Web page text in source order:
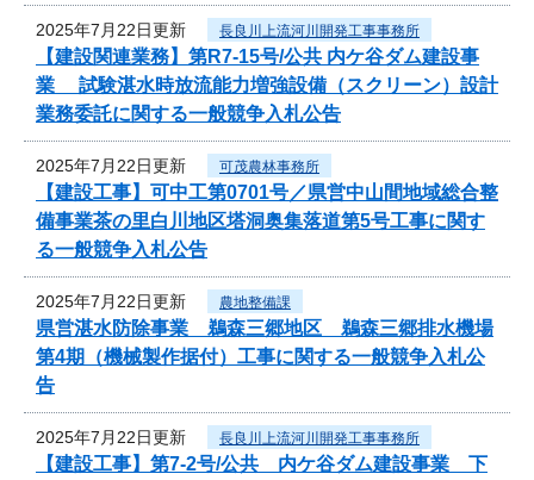
2025年7月22日更新 長良川上流河川開発工事事務所
【建設関連業務】第R7-15号/公共 内ケ谷ダム建設事
業 試験湛水時放流能力増強設備（スクリーン）設計
業務委託に関する一般競争入札公告
2025年7月22日更新 可茂農林事務所
【建設工事】可中工第0701号／県営中山間地域総合整
備事業茶の里白川地区塔洞奥集落道第5号工事に関す
る一般競争入札公告
2025年7月22日更新 農地整備課
県営湛水防除事業 鵜森三郷地区 鵜森三郷排水機場
第4期（機械製作据付）工事に関する一般競争入札公
告
2025年7月22日更新 長良川上流河川開発工事事務所
【建設工事】第7-2号/公共 内ケ谷ダム建設事業 下